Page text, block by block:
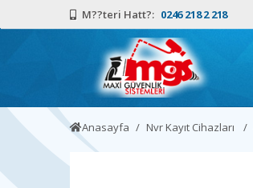
M??teri Hatt?: 0246 218 2 218
Anasayfa Nvr Kayıt Cihazları